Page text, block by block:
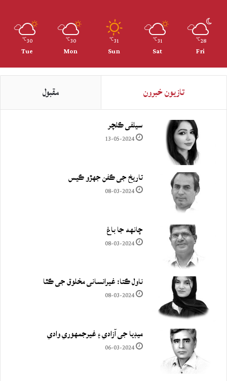
28
℃
Fri
31
℃
Sat
31
℃
Sun
30
℃
Mon
30
℃
Tue
تازيون خبرون مقبول
سيلفي ڪلچر
13-05-2024
تاريخ جي ڪفن جھڙو ڪيس
08-03-2024
چانهه جا باغ
08-03-2024
ناول ڪتا: غيرانساني مخلوق جي ڪٿا
08-03-2024
ميڊيا جي آزادي ۽ غيرجمھوري وادي
06-03-2024